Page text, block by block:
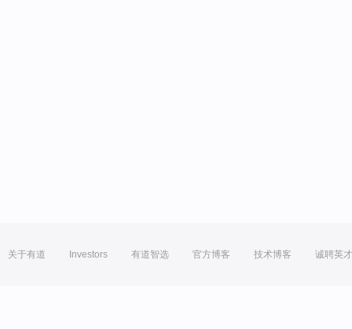
关于有道 Investors 有道智选 官方博客 技术博客 诚聘英才